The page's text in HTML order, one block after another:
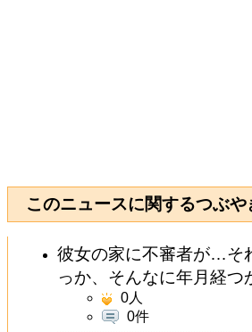
このニュースに関するつぶや
彼女の家に不審者が…そ
っか、そんなに年月経
0人
0件